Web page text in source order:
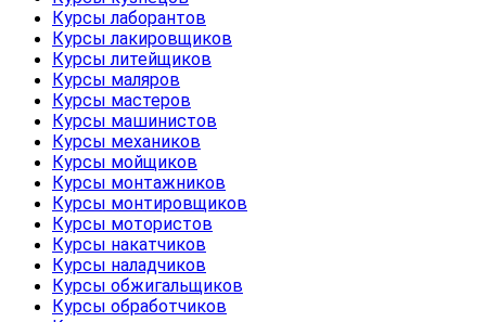
Курсы лаборантов
Курсы лакировщиков
Курсы литейщиков
Курсы маляров
Курсы мастеров
Курсы машинистов
Курсы механиков
Курсы мойщиков
Курсы монтажников
Курсы монтировщиков
Курсы мотористов
Курсы накатчиков
Курсы наладчиков
Курсы обжигальщиков
Курсы обработчиков